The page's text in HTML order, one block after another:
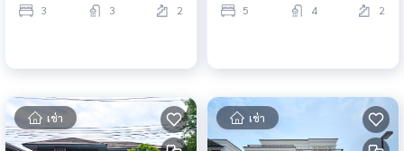
3 3 2 5 4 2
เช่า เช่า